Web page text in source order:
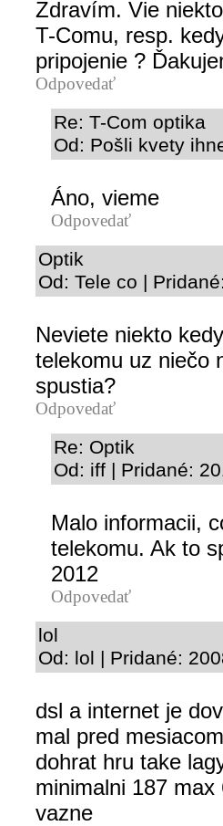
Zdravím. Vie
T-Comu, resp.
pripojenie ?
Odpovedať
Re: T-Com optika
Od: Pošli kvety
Áno, vieme
Odpovedať
Optik
Od: Tele co |
Neviete niekto
telekomu uz niečo
spustia?
Odpovedať
Re: Optik
Od: iff | Pridané:
Malo informacii,
telekomu. Ak to
2012
Odpovedať
lol
Od: lol | Pridané:
dsl a internet je
mal pred
dohrat hru take
minimalni 187
vazne